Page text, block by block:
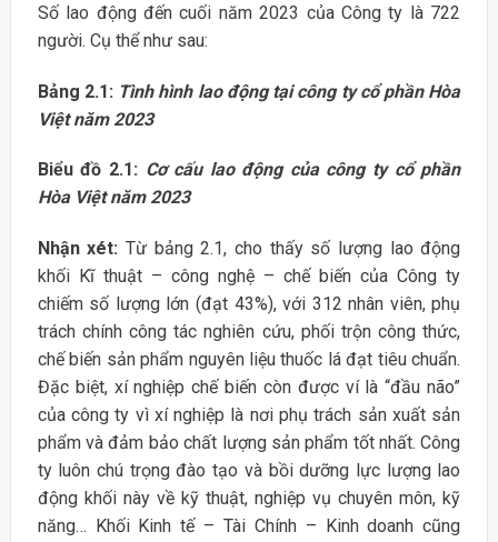
Số lao động đến cuối năm 2023 của Công ty là 722
người. Cụ thể như sau:
Bảng 2.1: Tình hình lao động tại công ty cổ phần Hòa
Việt năm 2023
Biểu đồ 2.1: Cơ cấu lao động của công ty cổ phần
Hòa Việt năm 2023
Nhận xét: Từ bảng 2.1, cho thấy số lượng lao động
khối Kĩ thuật – công nghệ – chế biến của Công ty
chiếm số lượng lớn (đạt 43%), với 312 nhân viên, phụ
trách chính công tác nghiên cứu, phối trộn công thức,
chế biến sản phẩm nguyên liệu thuốc lá đạt tiêu chuẩn.
Đặc biệt, xí nghiệp chế biến còn được ví là “đầu não”
của công ty vì xí nghiệp là nơi phụ trách sản xuất sản
phẩm và đảm bảo chất lượng sản phẩm tốt nhất. Công
ty luôn chú trọng đào tạo và bồi dưỡng lực lượng lao
động khối này về kỹ thuật, nghiệp vụ chuyên môn, kỹ
năng… Khối Kinh tế – Tài Chính – Kinh doanh cũng